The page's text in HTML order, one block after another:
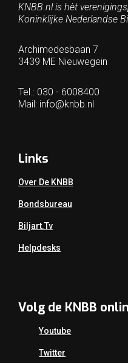
KNBB.nl is hèt
Koninklijke Nederlandse
Archimedesbaan 7
3439 ME Nieuwegein
Tel.: 030 - 6008400
Mail: info@knbb.nl
Links
Over De KNBB
Bondsbureau
Biljart.tv
Helpdesks
Volg de KNBB
Youtube
Twitter